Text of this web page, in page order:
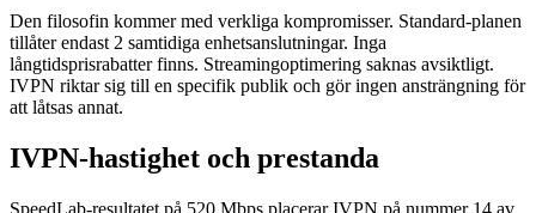
Den filosofin kommer med verkliga kompromisser. Standard-planen
tillåter endast 2 samtidiga enhetsanslutningar. Inga
långtidsprisrabatter finns. Streamingoptimering saknas avsiktligt.
IVPN riktar sig till en specifik publik och gör ingen ansträngning för
att låtsas annat.
IVPN-hastighet och prestanda
SpeedLab-resultatet på 520 Mbps placerar IVPN på nummer 14 av